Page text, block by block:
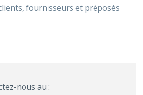
fournisseurs et préposés
nous au :